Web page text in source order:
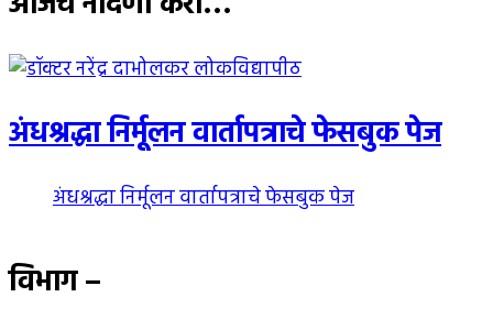
अंधश्रद्धा निर्मूलन वार्तापत्राचे फेसबुक पेज
अंधश्रद्धा निर्मूलन वार्तापत्राचे फेसबुक पेज
विभाग –